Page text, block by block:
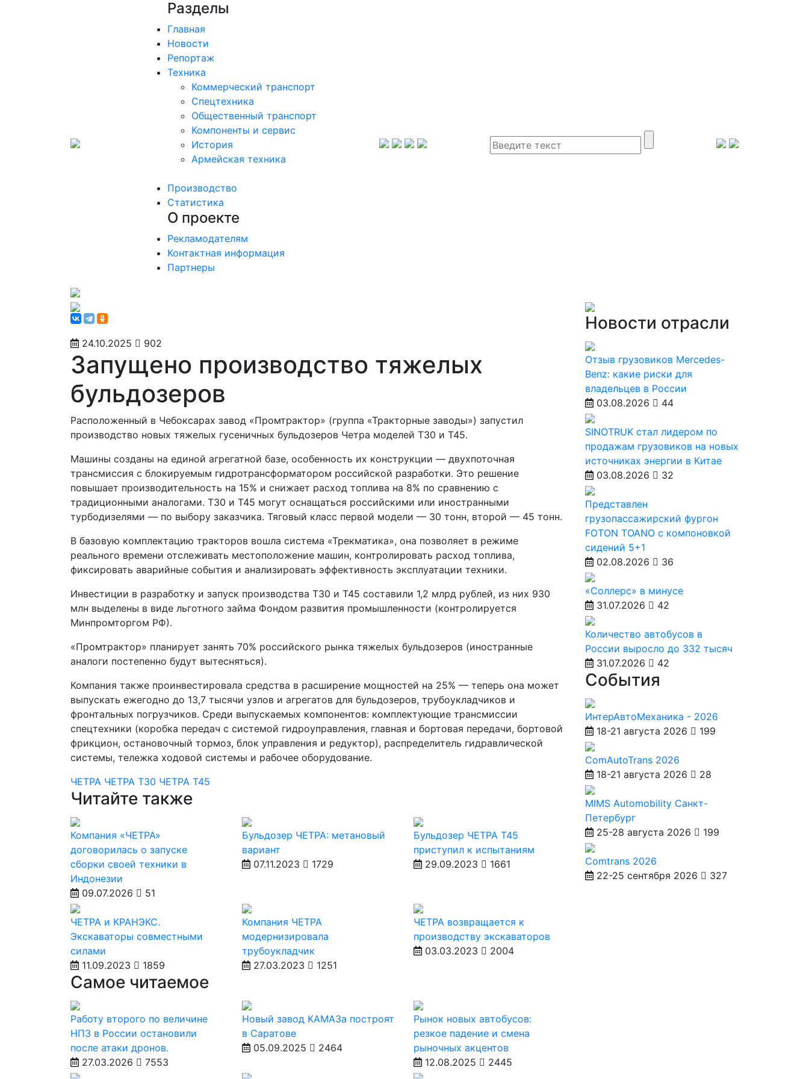
Разделы
Главная
Новости
Репортаж
Техника
Коммерческий транспорт
Спецтехника
Общественный транспорт
Компоненты и сервис
История
Армейская техника
Производство
Статистика
О проекте
Рекламодателям
Контактная информация
Партнеры
24.10.2025 902
Запущено производство тяжелых
бульдозеров
Расположенный в Чебоксарах завод «Промтрактор» (группа «Тракторные заводы») запустил
производство новых тяжелых гусеничных бульдозеров Четра моделей Т30 и Т45.
Машины созданы на единой агрегатной базе, особенность их конструкции — двухпоточная
трансмиссия с блокируемым гидротрансформатором российской разработки. Это решение
повышает производительность на 15% и снижает расход топлива на 8% по сравнению с
традиционными аналогами. Т30 и Т45 могут оснащаться российскими или иностранными
турбодизелями — по выбору заказчика. Тяговый класс первой модели — 30 тонн, второй — 45 тонн.
В базовую комплектацию тракторов вошла система «Трекматика», она позволяет в режиме
реального времени отслеживать местоположение машин, контролировать расход топлива,
фиксировать аварийные события и анализировать эффективность эксплуатации техники.
Инвестиции в разработку и запуск производства Т30 и Т45 составили 1,2 млрд рублей, из них 930
млн выделены в виде льготного займа Фондом развития промышленности (контролируется
Минпромторгом РФ).
«Промтрактор» планирует занять 70% российского рынка тяжелых бульдозеров (иностранные
аналоги постепенно будут вытесняться).
Компания также проинвестировала средства в расширение мощностей на 25% — теперь она может
выпускать ежегодно до 13,7 тысячи узлов и агрегатов для бульдозеров, трубоукладчиков и
фронтальных погрузчиков. Среди выпускаемых компонентов: комплектующие трансмиссии
спецтехники (коробка передач с системой гидроуправления, главная и бортовая передачи, бортовой
фрикцион, остановочный тормоз, блок управления и редуктор), распределитель гидравлической
системы, тележка ходовой системы и рабочее оборудование.
ЧЕТРА ЧЕТРА Т30 ЧЕТРА Т45
Читайте также
Компания «ЧЕТРА»
договорилась о запуске
сборки своей техники в
Индонезии
09.07.2026
51
Бульдозер ЧЕТРА: метановый
вариант
07.11.2023
1729
Бульдозер ЧЕТРА Т45
приступил к испытаниям
29.09.2023
1661
ЧЕТРА и КРАНЭКС.
Экскаваторы совместными
силами
11.09.2023
1859
Компания ЧЕТРА
модернизировала
трубоукладчик
27.03.2023
1251
ЧЕТРА возвращается к
производству экскаваторов
03.03.2023
2004
Самое читаемое
Работу второго по величине
НПЗ в России остановили
после атаки дронов.
27.03.2026
7553
Новый завод КАМАЗа построят
в Саратове
05.09.2025
2464
Рынок новых автобусов:
резкое падение и смена
рыночных акцентов
12.08.2025
2445
Новости отрасли
Отзыв грузовиков Mercedes-
Benz: какие риски для
владельцев в России
03.08.2026
44
SINOTRUK стал лидером по
продажам грузовиков на новых
источниках энергии в Китае
03.08.2026
32
Представлен
грузопассажирский фургон
FOTON TOANO с компоновкой
сидений 5+1
02.08.2026
36
«Соллерс» в минусе
31.07.2026
42
Количество автобусов в
России выросло до 332 тысяч
31.07.2026
42
События
ИнтерАвтоМеханика - 2026
18-21 августа 2026
199
ComAutoTrans 2026
18-21 августа 2026
28
MIMS Automobility Санкт-
Петербург
25-28 августа 2026
199
Comtrans 2026
22-25 сентября 2026
327